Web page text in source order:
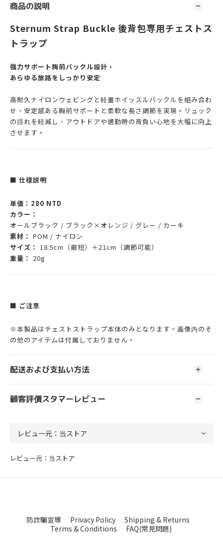
商品の説明
Sternum Strap Buckle 後背包専用チェストス
トラップ
強力サポート胸前バックル設計、
あらゆる旅路をしっかり安定
高耐久ナイロンウェビングと軽量ホイッスルバックルを組み合わ
せ、安定感ある胸前サポートと柔軟な長さ調節を実現。リュック
の揺れを軽減し、アウトドアや通勤時の背負い心地を大幅に向上
させます。
■ 仕様説明
単価：280 NTD
カラー：
オールブラック / ブラック×オレンジ / グレー / カーキ
素材： POM / ナイロン
サイズ： 18.5cm（最短）＋21cm（調節可能）
重量： 20g
■ ご注意
※本製品はチェストストラップ本体のみとなります。画像内のそ
の他のアイテムは付属しておりません。
配送および支払い方法
顧客評價スタマーレビュー
レビュー元：当ストア
防詐騙宣導 Privacy Policy
Shipping & Returns
Terms & Conditions
FAQ(常見問題)